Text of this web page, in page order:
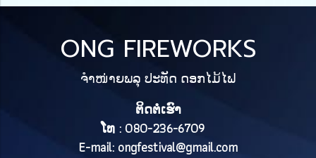
ONG FIREWORKS
ຈຳໜ່າຍພລຸ ປະທັດ ດອກໄມ້ໄຟ
ຕິດຕໍ່ເຮົາ
ໂທ : 080-236-6709
E-mail: ongfestival@gmail.com